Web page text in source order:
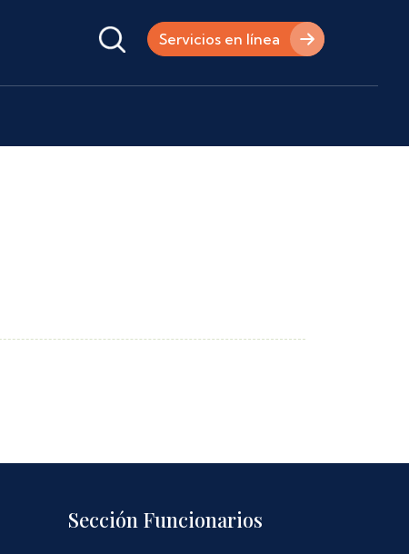
Servicios en línea
Sección Funcionarios